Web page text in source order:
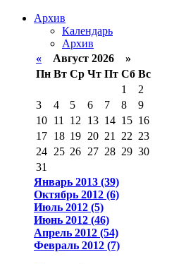
Архив
Календарь
Архив
« Август 2026 »
Пн Вт Ср Чт Пт Сб Вс
1
2
3
4 5 6 7 8
9
10 11 12 13 14 15 16
17 18 19 20 21 22 23
24 25 26 27 28 29 30
31
Январь 2013 (39)
Октябрь 2012 (6)
Июль 2012 (5)
Июнь 2012 (46)
Апрель 2012 (54)
Февраль 2012 (7)